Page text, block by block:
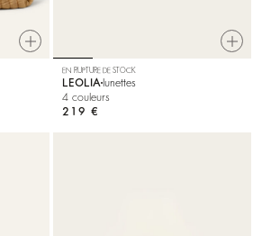
EN RUPTURE DE STOCK
LEOLIA lunettes
4 couleurs
219 €